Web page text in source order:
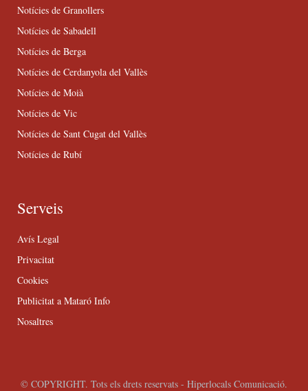
Notícies de Granollers
Notícies de Sabadell
Notícies de Berga
Notícies de Cerdanyola del Vallès
Notícies de Moià
Notícies de Vic
Notícies de Sant Cugat del Vallès
Notícies de Rubí
Serveis
Avís Legal
Privacitat
Cookies
Publicitat a Mataró Info
Nosaltres
© COPYRIGHT. Tots els drets reservats - Hiperlocals Comunicació.